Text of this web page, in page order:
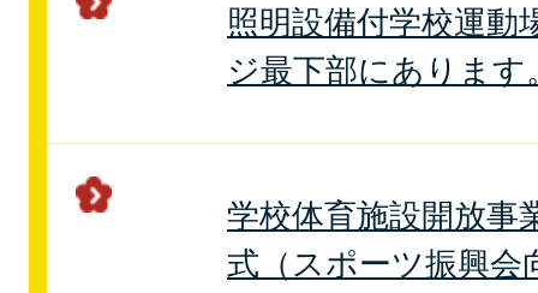
照明設備付学校運動
ジ最下部にあります
学校体育施設開放事
式（スポーツ振興会